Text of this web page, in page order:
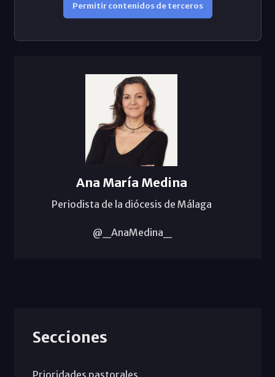
Permitir contenidos de terceros
Ana María Medina
Periodista de la diócesis de Málaga
@_AnaMedina_
Secciones